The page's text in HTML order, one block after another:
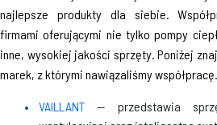
najlepsze produkty dla siebie.
firmami oferującymi nie tylko pompy
inne, wysokiej jakości sprzęty. Poniżej
marek, z którymi nawiązaliśmy współpracę.
VAILLANT
— przedstawia